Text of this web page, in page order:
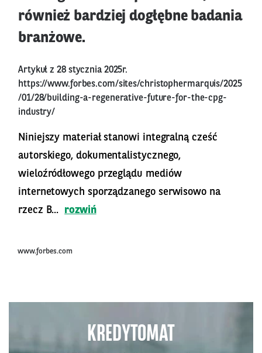
również bardziej dogłębne badania
branżowe.
Artykuł z 28 stycznia 2025r.
https://www.forbes.com/sites/christophermarquis/2025
/01/28/building-a-regenerative-future-for-the-cpg-
industry/
Niniejszy materiał stanowi integralną cześć
autorskiego, dokumentalistycznego,
wieloźródłowego przeglądu mediów
internetowych sporządzanego serwisowo na
rzecz B...
rozwiń
www.forbes.com
KREDYTOMAT